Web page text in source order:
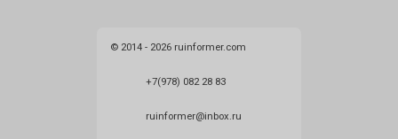
© 2014 - 2026 ruinformer.com
+7(978) 082 28 83
ruinformer@inbox.ru